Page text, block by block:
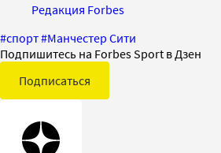
Редакция Forbes
#спорт#Манчестер Сити
Подпишитесь на Forbes Sport в Дзен
Подписаться